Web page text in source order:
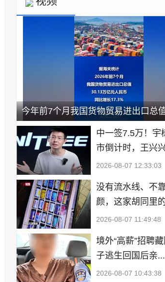
今年前7个月我国货物贸易进出口总
亿元
中一签7.5万！宇
市倒计时，王兴
2026-08-07 12:33:03
没有流水线、不
颜，这家胡同里
2026-08-07 11:49:48
境外“高薪”招聘
子逃生回国后亲...
2026-08-07 10:43:38